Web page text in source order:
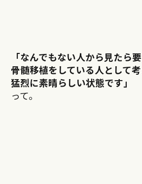
「なんでもない人から見たら
骨髄移植をしている人として
猛烈に素晴らしい状態です」
って。